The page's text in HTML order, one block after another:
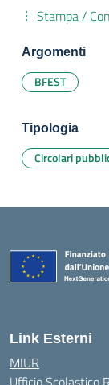
Stampa /
Argomenti
BFEST
Tipologia
Circolari
Link Esterni
MIUR